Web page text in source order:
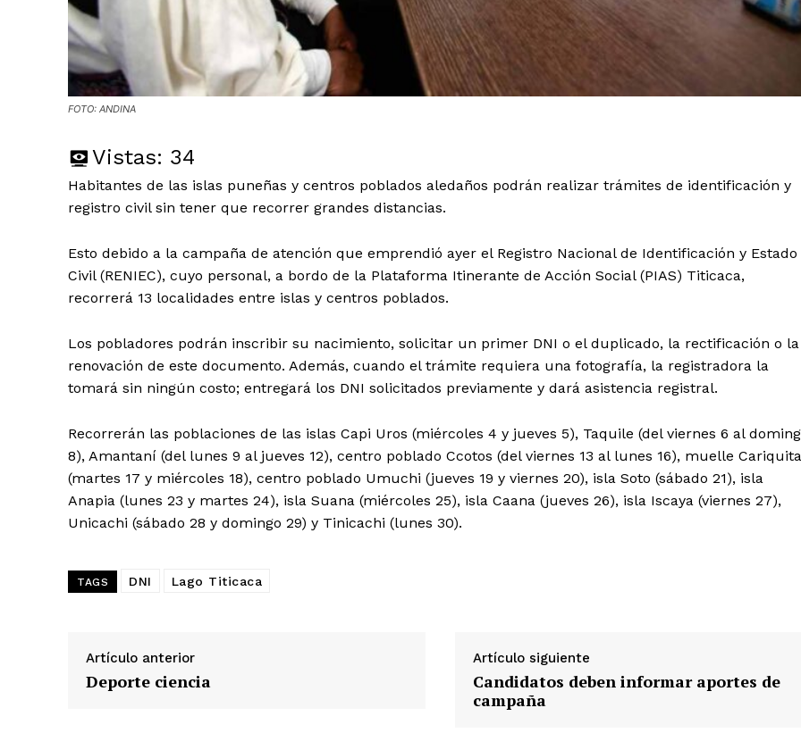
Diario los Andes
FOTO: ANDINA
Vistas: 34
Habitantes de las islas puneñas y centros poblados aledaños podrán realizar trámites de identificación y
registro civil sin tener que recorrer grandes distancias.
Esto debido a la campaña de atención que emprendió ayer el Registro Nacional de Identificación y Estado
Civil (RENIEC), cuyo personal, a bordo de la Plataforma Itinerante de Acción Social (PIAS) Titicaca,
recorrerá 13 localidades entre islas y centros poblados.
Los pobladores podrán inscribir su nacimiento, solicitar un primer DNI o el duplicado, la rectificación o la
renovación de este documento. Además, cuando el trámite requiera una fotografía, la registradora la
tomará sin ningún costo; entregará los DNI solicitados previamente y dará asistencia registral.
Recorrerán las poblaciones de las islas Capi Uros (miércoles 4 y jueves 5), Taquile (del viernes 6 al
8), Amantaní (del lunes 9 al jueves 12), centro poblado Ccotos (del viernes 13 al lunes 16), muelle Cariquita
(martes 17 y miércoles 18), centro poblado Umuchi (jueves 19 y viernes 20), isla Soto (sábado 21), isla
Anapia (lunes 23 y martes 24), isla Suana (miércoles 25), isla Caana (jueves 26), isla Iscaya (viernes 27),
Unicachi (sábado 28 y domingo 29) y Tinicachi (lunes 30).
TAGS DNI Lago Titicaca
Artículo anterior
Deporte ciencia
Artículo siguiente
Candidatos deben informar aportes de
campaña